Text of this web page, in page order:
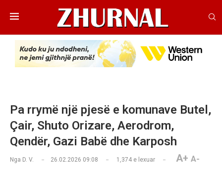
Pa rrymë një pjesë e komunave Butel,
Çair, Shuto Orizare, Aerodrom,
Qendër, Gazi Babë dhe Karposh
Nga D. V. 26.02.2026 09:08 1,374 e lexuar A+ A-